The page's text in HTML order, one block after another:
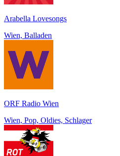
Arabella Lovesongs
Wien, Balladen
ORF Radio Wien
Wien, Pop, Oldies, Schlager